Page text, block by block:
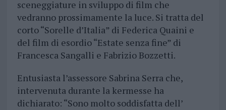
sceneggiature in sviluppo di film che
vedranno prossimamente la luce. Si tratta del
corto “Sorelle d’Italia” di Federica Quaini e
del film di esordio “Estate senza fine” di
Francesca Sangalli e Fabrizio Bozzetti.
Entusiasta l’assessore Sabrina Serra che,
intervenuta durante la kermesse ha
dichiarato: “Sono molto soddisfatta dell’